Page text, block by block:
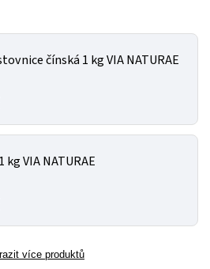
čínská 1 kg VIA NATURAE
kg VIA NATURAE
více produktů